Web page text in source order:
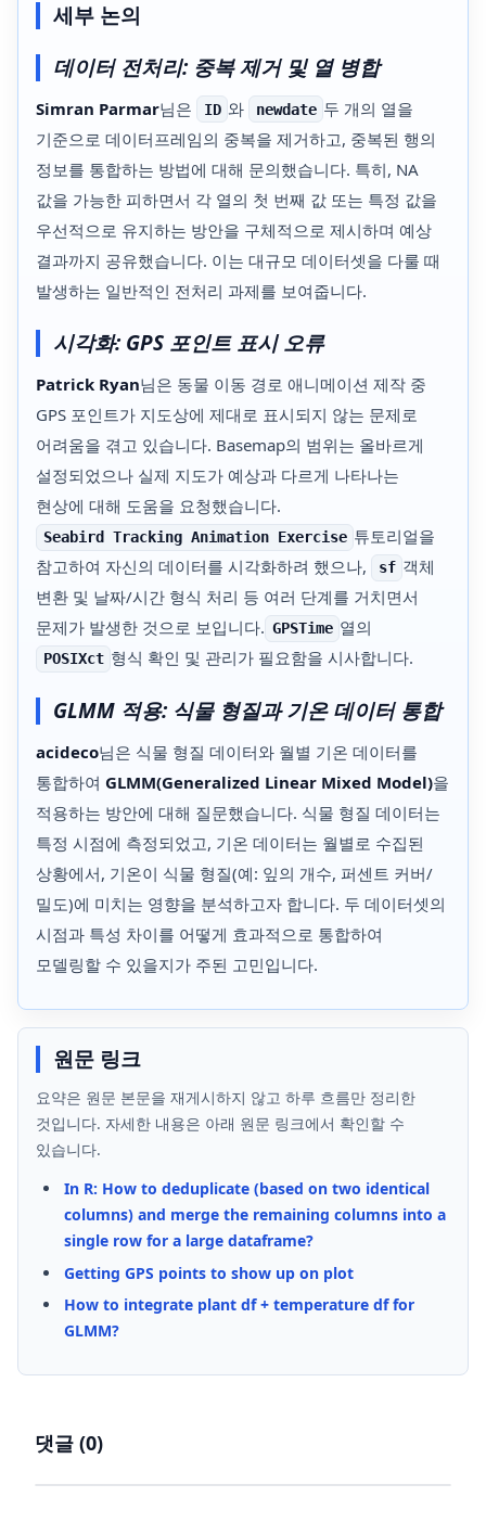
세부 논의
데이터 전처리: 중복 제거 및 열 병합
Simran Parmar님은 ID 와 newdate 두 개의 열을
기준으로 데이터프레임의 중복을 제거하고, 중복된 행의
정보를 통합하는 방법에 대해 문의했습니다. 특히, NA
값을 가능한 피하면서 각 열의 첫 번째 값 또는 특정 값을
우선적으로 유지하는 방안을 구체적으로 제시하며 예상
결과까지 공유했습니다. 이는 대규모 데이터셋을 다룰 때
발생하는 일반적인 전처리 과제를 보여줍니다.
시각화: GPS 포인트 표시 오류
Patrick Ryan님은 동물 이동 경로 애니메이션 제작 중
GPS 포인트가 지도상에 제대로 표시되지 않는 문제로
어려움을 겪고 있습니다. Basemap의 범위는 올바르게
설정되었으나 실제 지도가 예상과 다르게 나타나는
현상에 대해 도움을 요청했습니다.
Seabird Tracking Animation Exercise 튜토리얼을
참고하여 자신의 데이터를 시각화하려 했으나,
sf 객체
변환 및 날짜/시간 형식 처리 등 여러 단계를 거치면서
문제가 발생한 것으로 보입니다. GPSTime 열의
POSIXct 형식 확인 및 관리가 필요함을 시사합니다.
GLMM 적용: 식물 형질과 기온 데이터 통합
acideco님은 식물 형질 데이터와 월별 기온 데이터를
통합하여 GLMM(Generalized Linear Mixed Model)을
적용하는 방안에 대해 질문했습니다. 식물 형질 데이터는
특정 시점에 측정되었고, 기온 데이터는 월별로 수집된
상황에서, 기온이 식물 형질(예: 잎의 개수, 퍼센트 커버/
밀도)에 미치는 영향을 분석하고자 합니다. 두 데이터셋의
시점과 특성 차이를 어떻게 효과적으로 통합하여
모델링할 수 있을지가 주된 고민입니다.
원문 링크
요약은 원문 본문을 재게시하지 않고 하루 흐름만 정리한
것입니다. 자세한 내용은 아래 원문 링크에서 확인할 수
있습니다.
In R: How to deduplicate (based on two identical
columns) and merge the remaining columns into a
single row for a large dataframe?
Getting GPS points to show up on plot
How to integrate plant df + temperature df for
GLMM?
댓글 (0)